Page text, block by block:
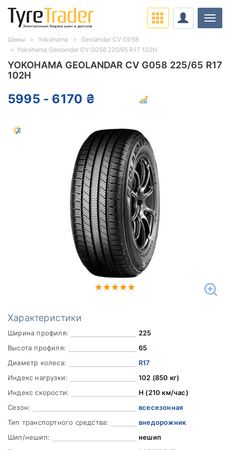
YOKOHAMA GEOLANDAR CV G058 225/65 R17
102H
5995 - 6170 ₴
Характеристики
Ширина профиля:
225
Высота профиля:
65
Диаметр колеса:
R17
Индекс нагрузки:
102 (850 кг)
Индекс скорости:
H (210 км/час)
Сезон:
всесезонная
Тип транспортного средства:
внедорожник
Шип/нешип:
нешип
Шины Yokohama
Geolandar CV G058
Yokohama Geolandar CV G058 225/65 R17 102H